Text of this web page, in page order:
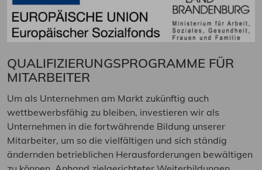
QUALIFIZIERUNGSPROGRAMME FÜR
MITARBEITER
Um als Unternehmen am Markt zukünftig auch
wettbewerbsfähig zu bleiben, investieren wir als
Unternehmen in die fortwährende Bildung unserer
Mitarbeiter, um so die vielfältigen und sich ständig
ändernden betrieblichen Herausforderungen bewältigen